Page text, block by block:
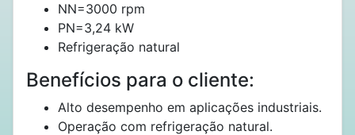
NN=3000 rpm
PN=3,24 kW
Refrigeração natural
Benefícios para o cliente:
Alto desempenho em aplicações industriais.
Operação com refrigeração natural.